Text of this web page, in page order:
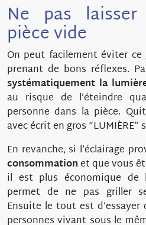
Ne pas
pièce vide
On peut facilement éviter ce
prenant de bons réflexes.
systématiquement la
au risque de l’éteindre
personne dans la pièce.
avec écrit en gros
En revanche, si l’éclairage
consommationet que vous
il est plus économique de
permet de ne pas griller
Ensuite le tout est
personnes vivant sous le